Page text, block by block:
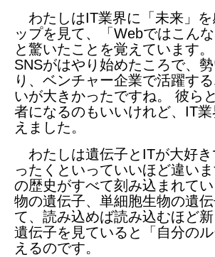
わたしはIT業界に「未来」
ップを見て、「Webではこん
と驚いたことを覚えています
SNSがはやり始めたころで、
り、ベンチャー企業で活躍す
いが大きかったですね。 彼ら
者になるのもいいけれど、IT
えました。
わたしは遺伝子とITが大好
ったくといっていいほど違い
の歴史がすべて刻み込まれて
物の遺伝子、単細胞生物の遺
て、読み込めば読み込むほど
遺伝子を見ていると「自分の
えるのです。